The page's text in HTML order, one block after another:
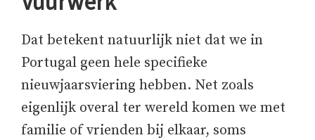
Dat betekent natuurlijk niet dat we in
Portugal geen hele specifieke
nieuwjaarsviering hebben. Net zoals
eigenlijk overal ter wereld komen we met
familie of vrienden bij elkaar, soms